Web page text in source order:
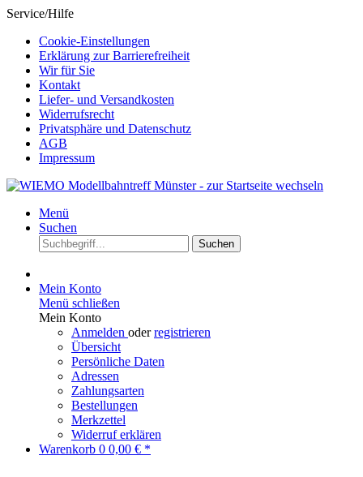
Service/Hilfe
Cookie-Einstellungen
Erklärung zur Barrierefreiheit
Wir für Sie
Kontakt
Liefer- und Versandkosten
Widerrufsrecht
Privatsphäre und Datenschutz
AGB
Impressum
Menü
Suchen
Suchen
Mein Konto
Menü schließen
Mein Konto
Anmelden oderregistrieren
Übersicht
Persönliche Daten
Adressen
Zahlungsarten
Bestellungen
Merkzettel
Widerruf erklären
Warenkorb 0 0,00 € *